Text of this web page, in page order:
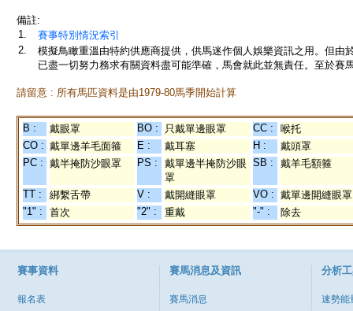
備註:
1.
賽事特別情況索引
2.
模擬鳥瞰重溫由特約供應商提供，供馬迷作個人娛樂資訊之用。但
已盡一切努力務求有關資料盡可能準確，馬會就此並無責任。至於賽
請留意 : 所有馬匹資料是由1979-80馬季開始計算
B : 戴眼罩 BO : 只戴單邊眼罩 CC :
喉托
CO : 戴單邊羊毛面箍 E : 戴耳塞 H :
戴頭罩
PC : 戴半掩防沙眼罩 PS :
戴單邊半掩防沙眼
罩
SB : 戴羊毛額箍
TT : 綁繫舌帶 V : 戴開縫眼罩 VO : 戴單邊開縫眼罩
"1" :
首次 "2" : 重戴 "-" : 除去
賽事資料
報名表
賽馬消息及資訊
賽馬消息
分析
速勢能